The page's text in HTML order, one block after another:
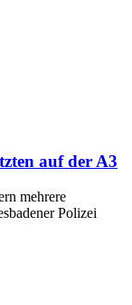
auf der A3
mehrere
Polizei